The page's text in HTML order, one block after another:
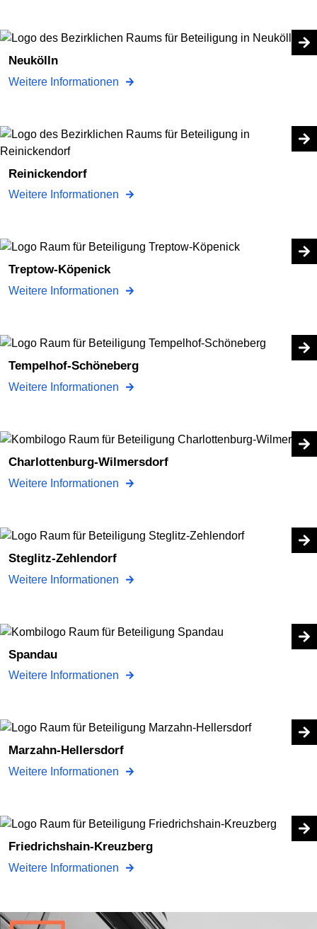
Neukölln
Weitere Informationen
Reinickendorf
Weitere Informationen
Treptow-Köpenick
Weitere Informationen
Tempelhof-Schöneberg
Weitere Informationen
Charlottenburg-Wilmersdorf
Weitere Informationen
Steglitz-Zehlendorf
Weitere Informationen
Spandau
Weitere Informationen
Marzahn-Hellersdorf
Weitere Informationen
Friedrichshain-Kreuzberg
Weitere Informationen